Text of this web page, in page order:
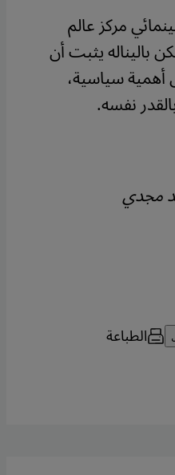
مركز عالم
باليناله يثبت أن
أهمية سياسية،
نفسه.
مجدي
الطباعة